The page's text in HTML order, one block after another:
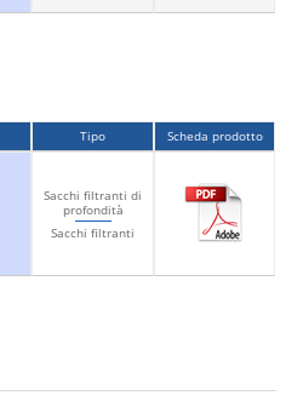
Tipo Scheda prodotto
Sacchi filtranti di
profondità
Sacchi filtranti